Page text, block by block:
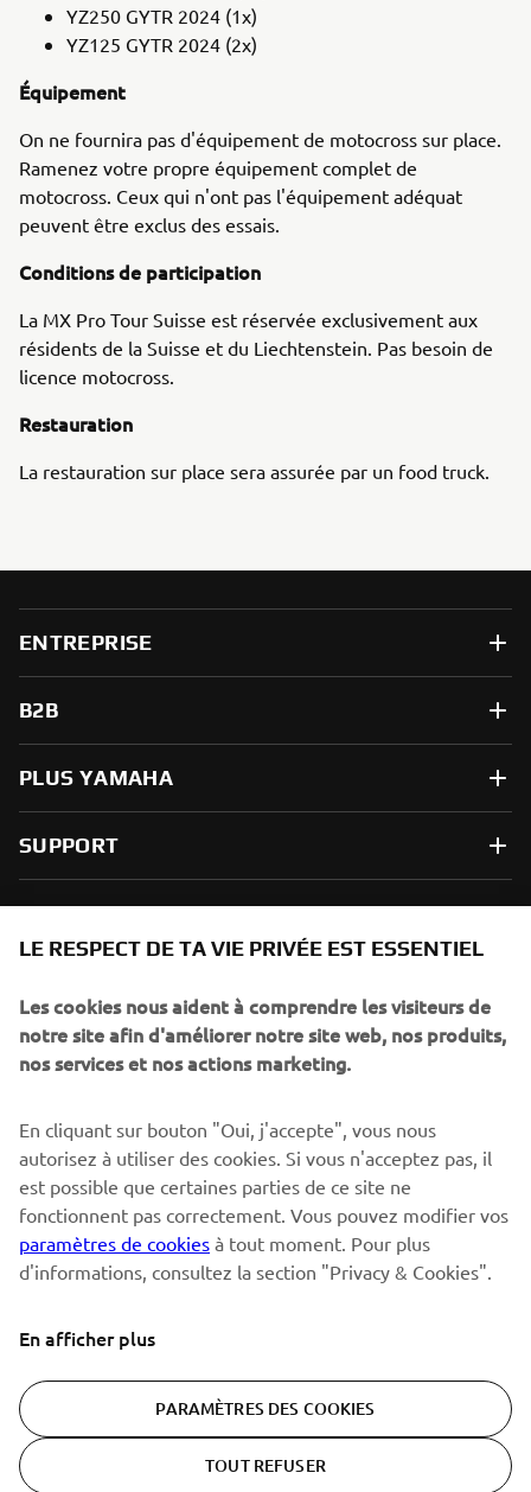
YZ250 GYTR 2024 (1x)
YZ125 GYTR 2024 (2x)
Équipement
On ne fournira pas d'équipement de motocross sur place.
Ramenez votre propre équipement complet de
motocross. Ceux qui n'ont pas l'équipement adéquat
peuvent être exclus des essais.
Conditions de participation
La MX Pro Tour Suisse est réservée exclusivement aux
résidents de la Suisse et du Liechtenstein. Pas besoin de
licence motocross.
Restauration
La restauration sur place sera assurée par un food truck.
ENTREPRISE
B2B
PLUS YAMAHA
SUPPORT
spéciaux, les lancements de produits, etc.
S'ABONNER
Lisez notre politique de confidentialité pour savoir comment
nous traitons vos données personnelles : Politique de
Confidentialité
© Copyright - 2026 Yamaha Motor Europe N.V. - All Rights
Reserved
LE RESPECT DE TA VIE PRIVÉE EST ESSENTIEL
Les cookies nous aident à comprendre les visiteurs de
notre site afin d'améliorer notre site web, nos produits,
nos services et nos actions marketing.
En cliquant sur bouton "Oui, j'accepte", vous nous
autorisez à utiliser des cookies. Si vous n'acceptez pas, il
est possible que certaines parties de ce site ne
fonctionnent pas correctement. Vous pouvez modifier vos
paramètres de cookies à tout moment. Pour plus
d'informations, consultez la section "Privacy & Cookies".
En afficher plus
PARAMÈTRES DES COOKIES
TOUT REFUSER